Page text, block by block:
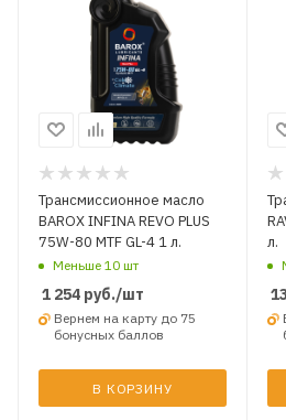
Трансмиссионное масло
BAROX INFINA REVO PLUS
75W-80 MTF GL-4 1 л.
Меньше 10 шт
1 254 руб./шт
Вернем на карту до 75
бонусных баллов
В КОРЗИНУ
л.